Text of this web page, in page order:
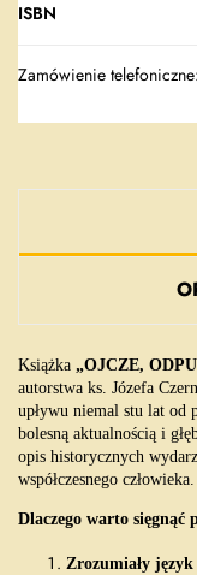
ISBN
Zamówienie
Książka „OJCZE,
autorstwa ks. Józefa
upływu niemal stu lat od
bolesną aktualnością i
opis historycznych
współczesnego człowieka.
Dlaczego warto sięgnąć
Zrozumiały język